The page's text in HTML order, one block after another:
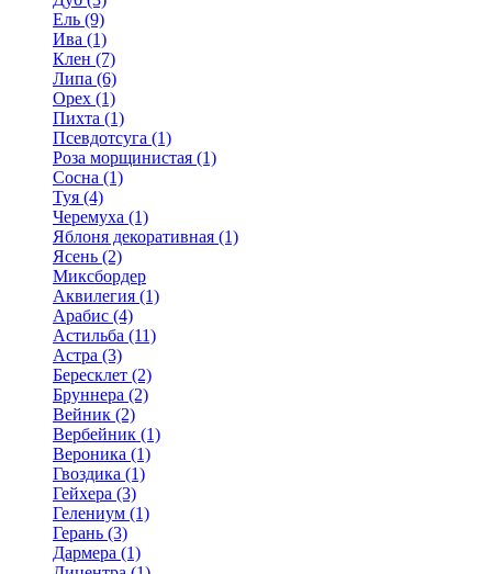
Ель (9)
Ива (1)
Клен (7)
Липа (6)
Орех (1)
Пихта (1)
Псевдотсуга (1)
Роза морщинистая (1)
Сосна (1)
Туя (4)
Черемуха (1)
Яблоня декоративная (1)
Ясень (2)
Миксбордер
Аквилегия (1)
Арабис (4)
Астильба (11)
Астра (3)
Бересклет (2)
Бруннера (2)
Вейник (2)
Вербейник (1)
Вероника (1)
Гвоздика (1)
Гейхера (3)
Гелениум (1)
Герань (3)
Дармера (1)